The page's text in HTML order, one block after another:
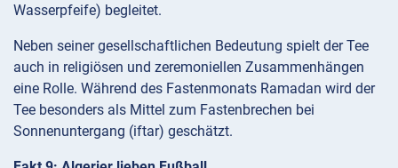
Wasserpfeife) begleitet.
Neben seiner gesellschaftlichen Bedeutung spielt der Tee
auch in religiösen und zeremoniellen Zusammenhängen
eine Rolle. Während des Fastenmonats Ramadan wird der
Tee besonders als Mittel zum Fastenbrechen bei
Sonnenuntergang (iftar) geschätzt.